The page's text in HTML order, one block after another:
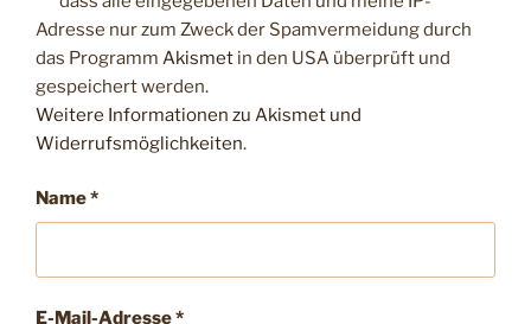
Adresse nur zum Zweck der Spamvermeidung durch
das Programm Akismet in den USA überprüft und
gespeichert werden.
Weitere Informationen zu Akismet und
Widerrufsmöglichkeiten.
Name*
E-Mail-Adresse*